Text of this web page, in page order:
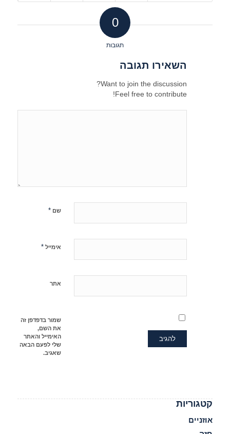
0
תגובות
השאירו תגובה
Want to join the discussion?
Feel free to contribute!
שם *
אימייל *
אתר
שמור בדפדפן זה
את השם,
האימייל והאתר
שלי לפעם הבאה
שאגיב.
קטגוריות
אוזניים